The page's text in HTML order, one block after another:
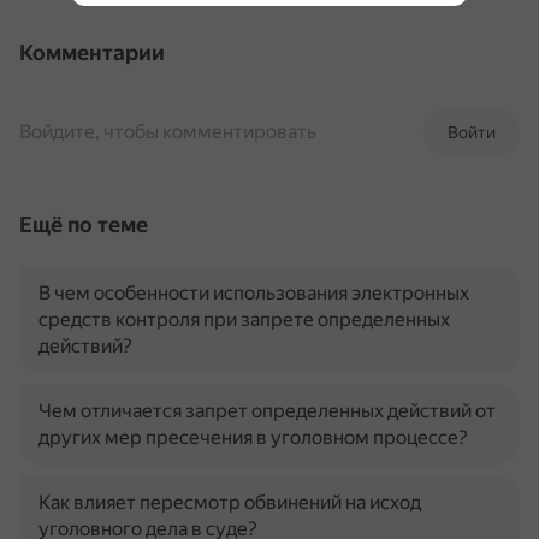
Комментарии
Войти
Войдите, чтобы комментировать
Ещё по теме
В чем особенности использования электронных
средств контроля при запрете определенных
действий?
Чем отличается запрет определенных действий от
других мер пресечения в уголовном процессе?
Как влияет пересмотр обвинений на исход
уголовного дела в суде?